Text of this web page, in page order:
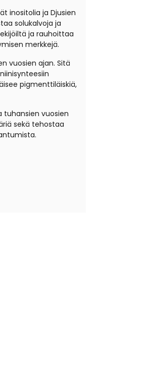
inositolia ja Djusien
solukalvoja ja
ja rauhoittaa
merkkejä.
vuosien ajan. Sitä
pigmenttiläiskiä,
tuhansien vuosien
sekä tehostaa